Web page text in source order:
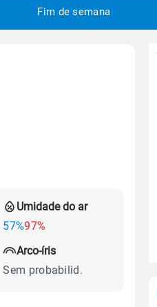
Fim de semana
Umidade do ar
57%97%
Arco-íris
Sem probabilid.